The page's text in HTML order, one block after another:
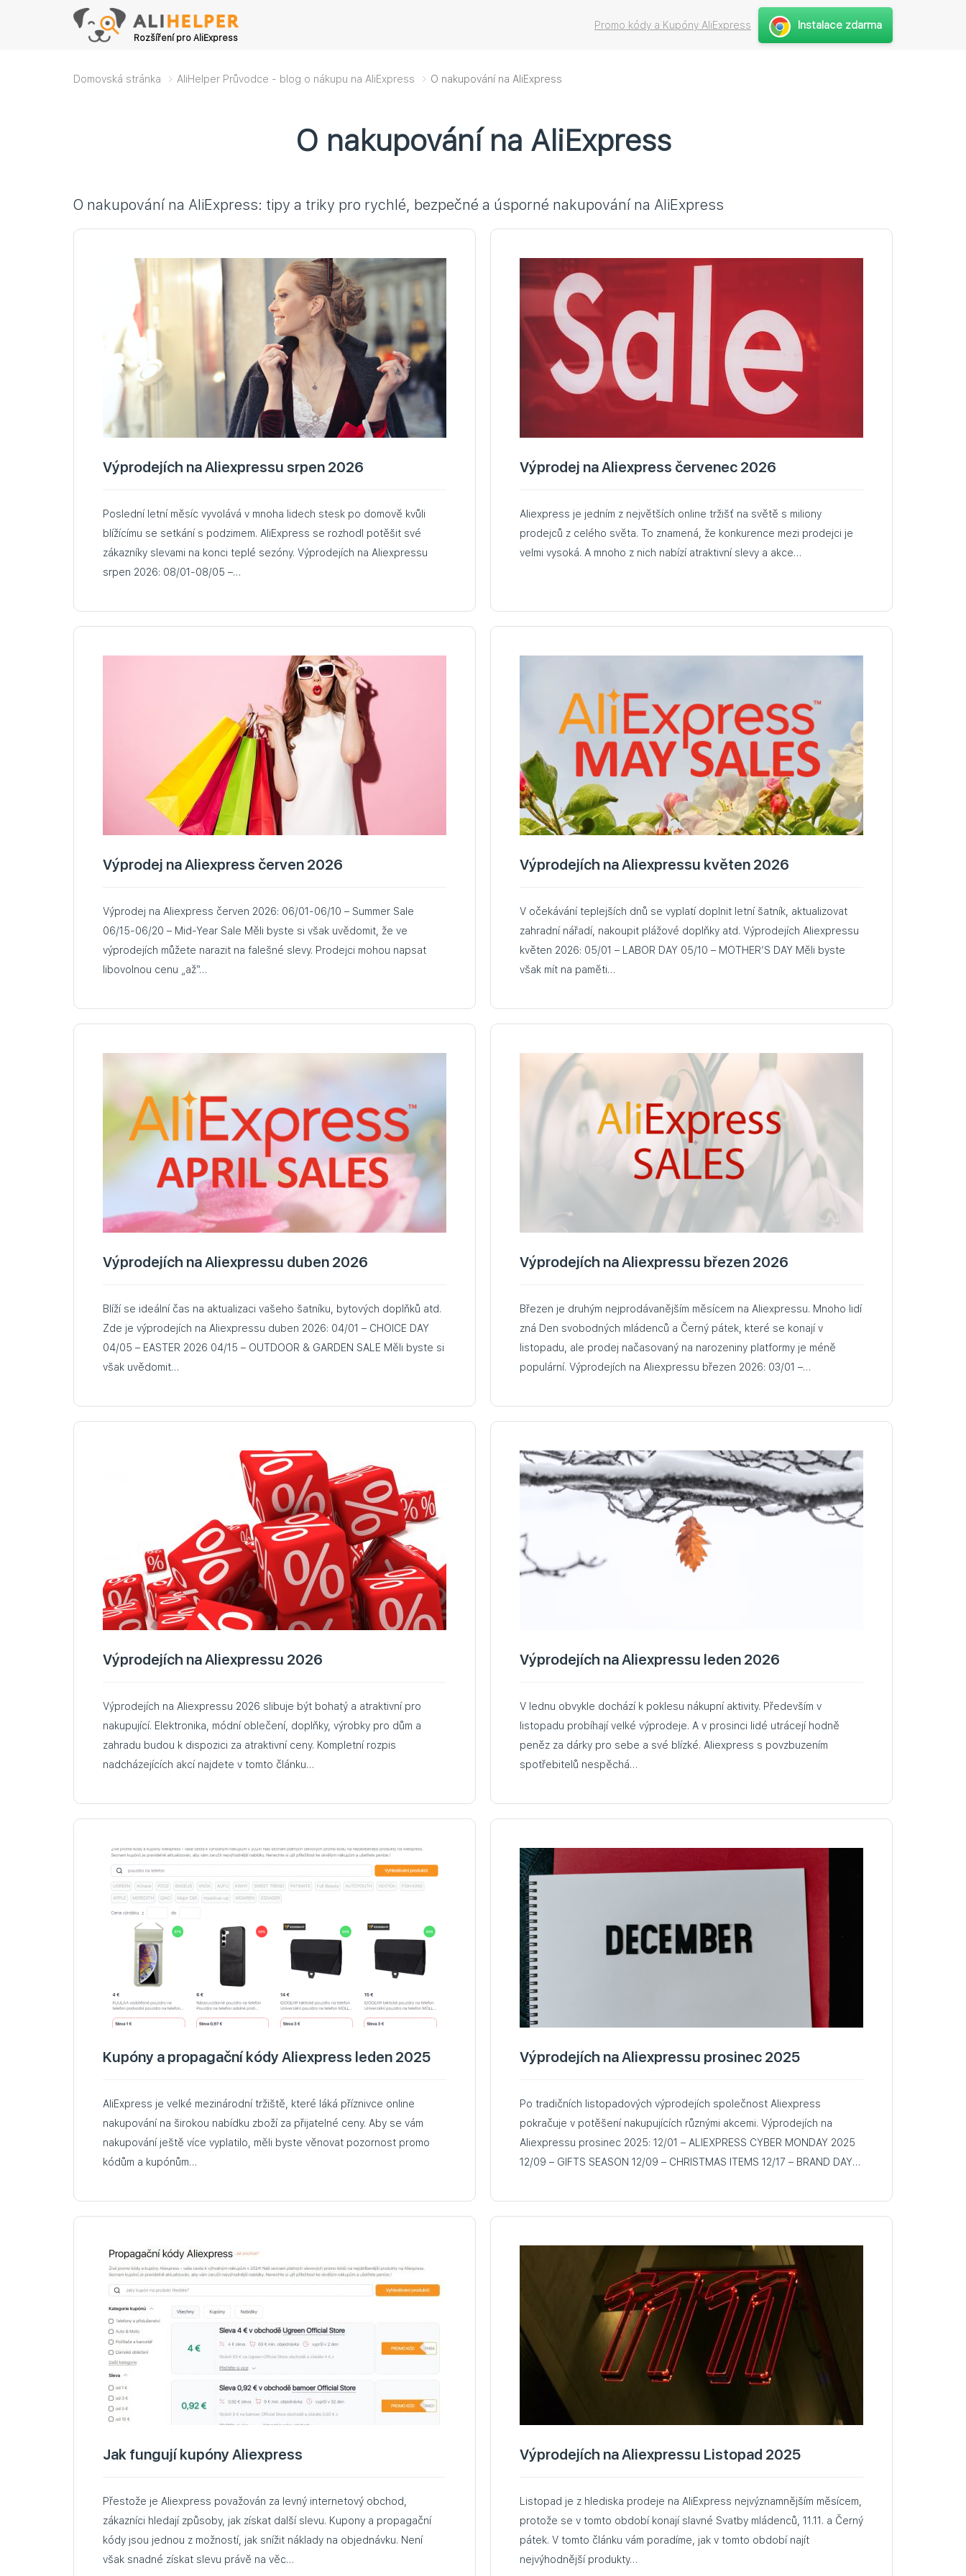
Rozšíření pro AliExpress
Promo kódy a Kupóny AliExpress Instalace zdarma
Domovská stránka AliHelper Průvodce - blog o nákupu na AliExpress O nakupování na AliExpress
O nakupování na AliExpress
O nakupování na AliExpress: tipy a triky pro rychlé, bezpečné a úsporné nakupování na AliExpress
Výprodejích na Aliexpressu srpen 2026
Poslední letní měsíc vyvolává v mnoha lidech stesk po domově kvůli
blížícímu se setkání s podzimem. AliExpress se rozhodl potěšit své
zákazníky slevami na konci teplé sezóny. Výprodejích na Aliexpressu
srpen 2026: 08/01-08/05 –…
Výprodej na Aliexpress červenec 2026
Aliexpress je jedním z největších online tržišť na světě s miliony
prodejců z celého světa. To znamená, že konkurence mezi prodejci je
velmi vysoká. A mnoho z nich nabízí atraktivní slevy a akce…
Výprodej na Aliexpress červen 2026
Výprodej na Aliexpress červen 2026: 06/01-06/10 – Summer Sale
06/15-06/20 – Mid-Year Sale Měli byste si však uvědomit, že ve
výprodejích můžete narazit na falešné slevy. Prodejci mohou napsat
libovolnou cenu „až“…
Výprodejích na Aliexpressu květen 2026
V očekávání teplejších dnů se vyplatí doplnit letní šatník, aktualizovat
zahradní nářadí, nakoupit plážové doplňky atd. Výprodejích Aliexpressu
květen 2026: 05/01 – LABOR DAY 05/10 – MOTHER’S DAY Měli byste
však mít na paměti…
Výprodejích na Aliexpressu duben 2026
Blíží se ideální čas na aktualizaci vašeho šatníku, bytových doplňků atd.
Zde je výprodejích na Aliexpressu duben 2026: 04/01 – CHOICE DAY
04/05 – EASTER 2026 04/15 – OUTDOOR & GARDEN SALE Měli byste si
však uvědomit…
Výprodejích na Aliexpressu březen 2026
Březen je druhým nejprodávanějším měsícem na Aliexpressu. Mnoho lidí
zná Den svobodných mládenců a Černý pátek, které se konají v
listopadu, ale prodej načasovaný na narozeniny platformy je méně
populární. Výprodejích na Aliexpressu březen 2026: 03/01 –…
Výprodejích na Aliexpressu 2026
Výprodejích na Aliexpressu 2026 slibuje být bohatý a atraktivní pro
nakupující. Elektronika, módní oblečení, doplňky, výrobky pro dům a
zahradu budou k dispozici za atraktivní ceny. Kompletní rozpis
nadcházejících akcí najdete v tomto článku…
Výprodejích na Aliexpressu leden 2026
V lednu obvykle dochází k poklesu nákupní aktivity. Především v
listopadu probíhají velké výprodeje. A v prosinci lidé utrácejí hodně
peněz za dárky pro sebe a své blízké. Aliexpress s povzbuzením
spotřebitelů nespěchá…
Kupóny a propagační kódy Aliexpress leden 2025
AliExpress je velké mezinárodní tržiště, které láká příznivce online
nakupování na širokou nabídku zboží za přijatelné ceny. Aby se vám
nakupování ještě více vyplatilo, měli byste věnovat pozornost promo
kódům a kupónům…
Výprodejích na Aliexpressu prosinec 2025
Po tradičních listopadových výprodejích společnost Aliexpress
pokračuje v potěšení nakupujících různými akcemi. Výprodejích na
Aliexpressu prosinec 2025: 12/01 – ALIEXPRESS CYBER MONDAY 2025
12/09 – GIFTS SEASON 12/09 – CHRISTMAS ITEMS 12/17 – BRAND DAY
prodejců vnímá výprodeje jako příležitost…
Jak fungují kupóny Aliexpress
Přestože je Aliexpress považován za levný internetový obchod,
zákazníci hledají způsoby, jak získat další slevu. Kupony a propagační
kódy jsou jednou z možností, jak snížit náklady na objednávku. Není
však snadné získat slevu právě na věc…
Výprodejích na Aliexpressu Listopad 2025
Listopad je z hlediska prodeje na AliExpress nejvýznamnějším měsícem,
protože se v tomto období konají slavné Svatby mládenců, 11.11. a Černý
pátek. V tomto článku vám poradíme, jak v tomto období najít
nejvýhodnější produkty…